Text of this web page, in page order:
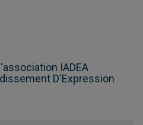
IADEA
D'Expression